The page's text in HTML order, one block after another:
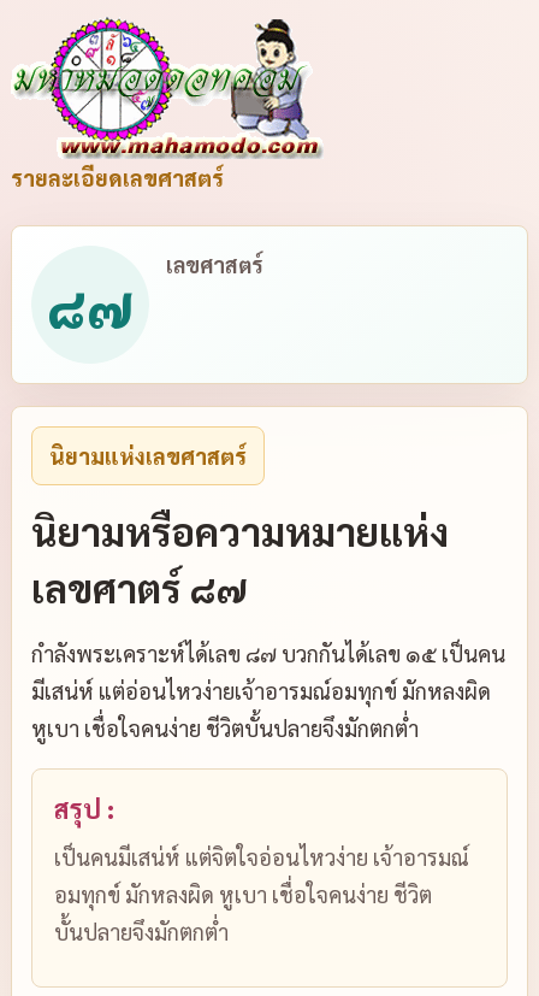
รายละเอียดเลขศาสตร์
๘๗
เลขศาสตร์
นิยามแห่งเลขศาสตร์
นิยามหรือความหมายแห่ง
เลขศาตร์ ๘๗
กำลังพระเคราะห์ได้เลข ๘๗ บวกกันได้เลข ๑๕ เป็นคน
มีเสน่ห์ แต่อ่อนไหวง่ายเจ้าอารมณ์อมทุกข์ มักหลงผิด
หูเบา เชื่อใจคนง่าย ชีวิตบั้นปลายจึงมักตกต่ำ
สรุป :
เป็นคนมีเสน่ห์ แต่จิตใจอ่อนไหวง่าย เจ้าอารมณ์
อมทุกข์ มักหลงผิด หูเบา เชื่อใจคนง่าย ชีวิต
บั้นปลายจึงมักตกต่ำ